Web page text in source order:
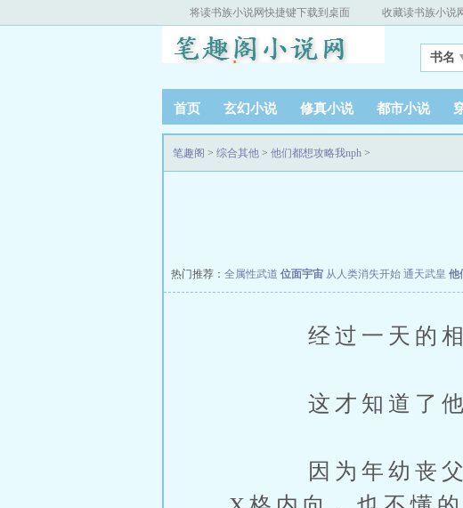
将读书族小说网快捷键下载到桌面 收藏读书族小说
书名
首页 玄幻小说 修真小说 都市小说
笔趣阁 > 综合其他 > 他们都想攻略我nph >
热门推荐： 全属性武道 位面宇宙 从人类消失开始 通天武皇 他
经过一天的相处
这才知道了他的
因为年幼丧父的